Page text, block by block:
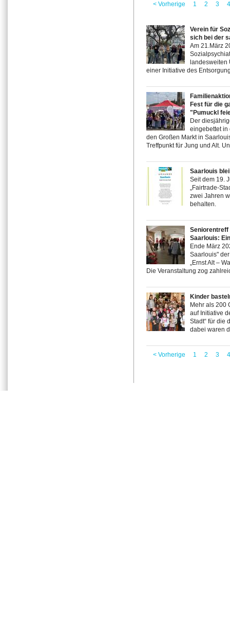
< Vorherige 1 2 3 4
Verein für
sich bei der
Am 21.März
landesweiten
einer Initiative des
Fest für die
"Pumuckl
Der
eingebettet in
den Großen Markt in
Treffpunkt für Jung und Alt.
Saarlouis
Seit dem 19.
„Fairtrade-
zwei Jahren
behalten.
Seniorentreff
Saarlouis:
Ende März
Saarlouis"
„Ernst Alt –
Die Veranstaltung zog
Kinder
Mehr als 200
auf Initiative
Stadt“ für die
dabei waren
< Vorherige 1 2 3 4